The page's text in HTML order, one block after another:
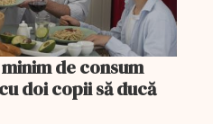
de consum
doi copii să ducă